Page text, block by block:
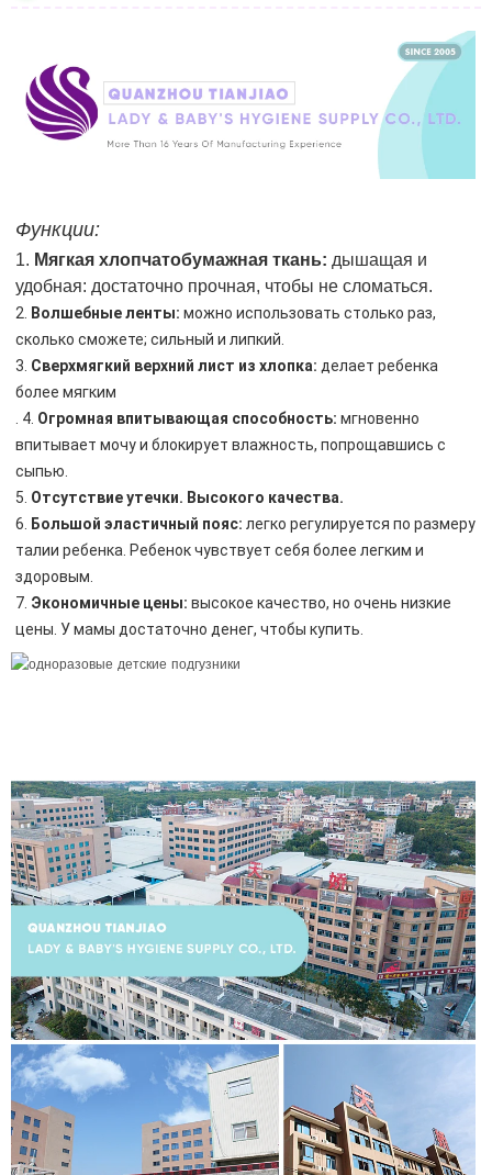
Функции:
1. Мягкая хлопчатобумажная ткань: дышащая и
удобная: достаточно прочная, чтобы не сломаться.
2. Волшебные ленты: можно использовать столько раз,
сколько сможете; сильный и липкий.
3. Сверхмягкий верхний лист из хлопка: делает ребенка
более мягким
. 4. Огромная впитывающая способность: мгновенно
впитывает мочу и блокирует влажность, попрощавшись с
сыпью.
5. Отсутствие утечки. Высокого качества.
6.
Большой эластичный пояс: легко регулируется по размеру
талии ребенка. Ребенок чувствует себя более легким и
здоровым.
7. Экономичные цены: высокое качество, но очень низкие
цены. У мамы достаточно денег, чтобы купить.